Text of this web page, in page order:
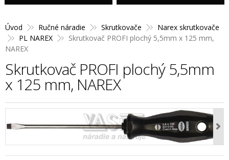
Úvod Ručné náradie Skrutkovače
Narex skrutkovače
PL NAREX
Skrutkovač PROFI plochý 5,5mm x 125 mm,
NAREX
Skrutkovač PROFI plochý 5,5mm
x 125 mm, NAREX